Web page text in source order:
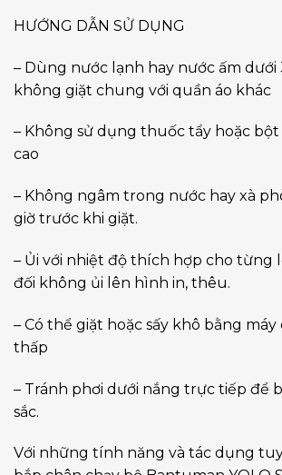
HƯỚNG DẪN SỬ DỤNG
– Dùng nước lạnh hay nước ấm dưới
không giặt chung với quần áo khác
– Không sử dụng thuốc tẩy hoặc
cao
– Không ngâm trong nước hay xà
giờ trước khi giặt.
– Ủi với nhiệt độ thích hợp cho từng
đối không ủi lên hình in, thêu.
– Có thể giặt hoặc sấy khô bằng
thấp
– Tránh phơi dưới nắng trực tiếp để
sắc.
Với những tính năng và tác dụng